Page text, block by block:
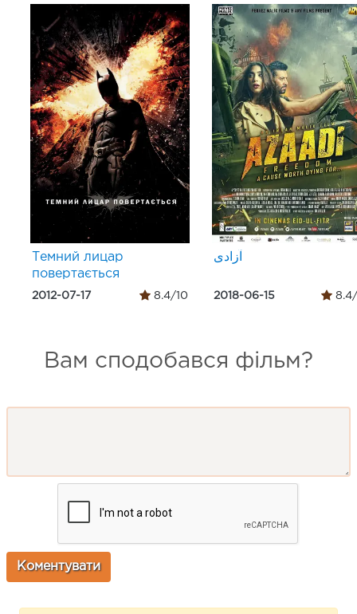
Темний лицар
повертається
2012-07-17 8.4/10
آزادی
2018-06-15 8.4/
Вам сподобався фільм?